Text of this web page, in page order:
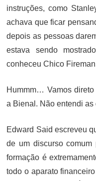
instruções, como
achava que ficar
depois as pessoas
estava sendo
conheceu Chico
Hummm… Vamos
a Bienal. Não entendi
Edward Said escreveu
de um discurso comum
formação é
todo o aparato